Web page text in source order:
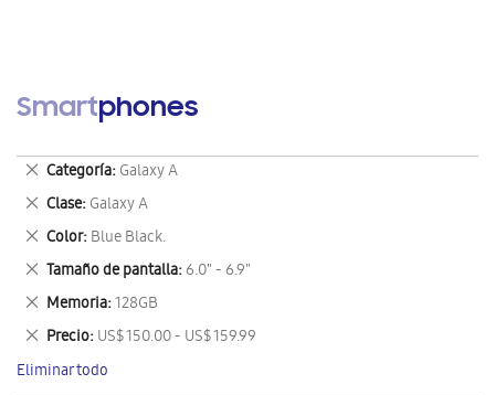
Smartphones
Categoría Galaxy A
Eliminar
este
artículo
Clase Galaxy A
Eliminar
este
artículo
Color Blue Black.
Eliminar
este
artículo
Tamaño de pantalla 6.0" - 6.9"
Eliminar
este
artículo
Memoria 128GB
Eliminar
este
artículo
Precio US$ 150.00 - US$ 159.99
Eliminar
este
artículo
Eliminar todo